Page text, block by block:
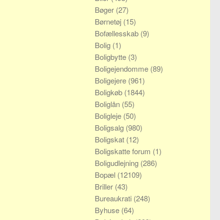
Bøger (27)
Børnetøj (15)
Bofællesskab (9)
Bolig (1)
Boligbytte (3)
Boligejendomme (89)
Boligejere (961)
Boligkøb (1844)
Boliglån (55)
Boligleje (50)
Boligsalg (980)
Boligskat (12)
Boligskatte forum (1)
Boligudlejning (286)
Bopæl (12109)
Briller (43)
Bureaukrati (248)
Byhuse (64)